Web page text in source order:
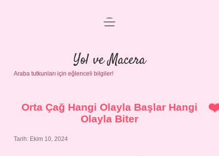
Anasayfa
Gizlilik Politikası
Yasal Uyarı
menüyü
Yol ve Macera
Araba tutkunları için eğlenceli bilgiler!
Orta Çağ Hangi Olayla Başlar Hangi
Olayla Biter
Tarih: Ekim 10, 2024